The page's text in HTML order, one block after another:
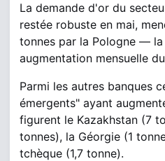
La demande d'or du
restée robuste en mai,
tonnes par la Pologne —
augmentation mensuelle
Parmi les autres banques
émergents" ayant
figurent le Kazakhstan (7
tonnes), la Géorgie (1
tchèque (1,7 tonne).